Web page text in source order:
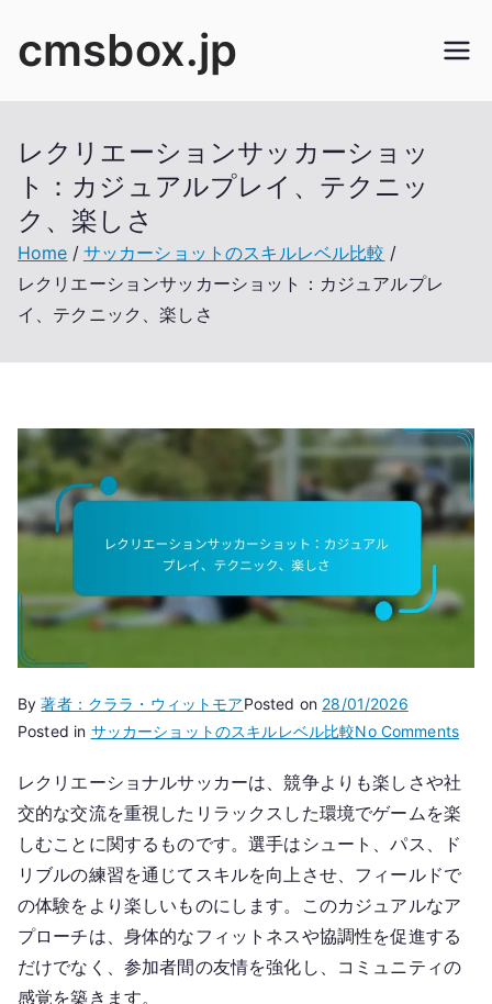
cmsbox.jp
レクリエーションサッカーショッ
ト：カジュアルプレイ、テクニッ
ク、楽しさ
Home
サッカーショットのスキルレベル比較
レクリエーションサッカーショット：カジュアルプレ
イ、テクニック、楽しさ
By著者：クララ・ウィットモアPosted on 28/01/2026
Posted in サッカーショットのスキルレベル比較No Commentson
ク
リ
エ
ー
サ
レクリエーショナルサッカーは、競争よりも楽しさや社
交的な交流を重視したリラックスした環境でゲームを楽
しむことに関するものです。選手はシュート、パス、ド
リブルの練習を通じてスキルを向上させ、フィールドで
の体験をより楽しいものにします。このカジュアルなア
プローチは、身体的なフィットネスや協調性を促進する
だけでなく、参加者間の友情を強化し、コミュニティの
感覚を築きます。